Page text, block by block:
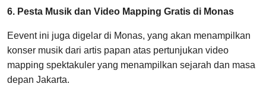
6. Pesta Musik dan Video Mapping Gratis di Monas
Eevent ini juga digelar di Monas, yang akan menampilkan
konser musik dari artis papan atas pertunjukan video
mapping spektakuler yang menampilkan sejarah dan masa
depan Jakarta.